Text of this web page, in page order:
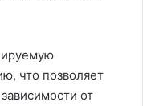
что позволяет
от